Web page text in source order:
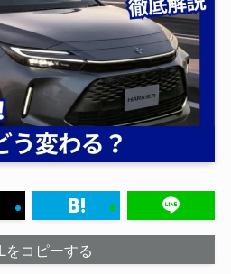
をコピーする